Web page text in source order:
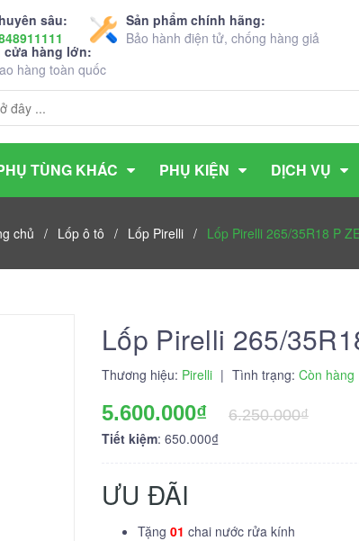
sâu:
Sản phẩm chính hãng:
Bảo hành điện tử, chống hàng giả
cửa hàng lớn:
hàng toàn quốc
TÙNG KHÁC PHỤ KIỆN DỊCH VỤ
chủ / Lốp ô tô / Lốp Pirelli / Lốp Pirelli 265/35R18 P
Lốp Pirelli 265/
Thương hiệu: Pirelli | Tình trạng: Còn hàng
5.600.000₫
6.250.000₫
Tiết kiệm: 650.000₫
ƯU ĐÃI
Tặng 01 chai nước rửa kính